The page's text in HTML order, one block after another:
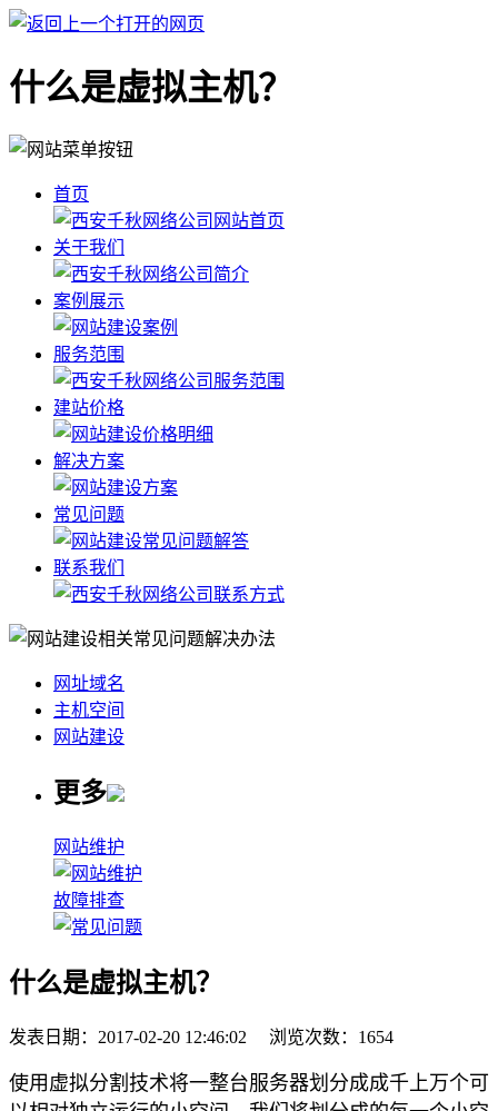
什么是虚拟主机？
首页
关于我们
案例展示
服务范围
建站价格
解决方案
常见问题
联系我们
网址域名
主机空间
网站建设
更多
网站维护
故障排查
什么是虚拟主机？
发表日期： 2017-02-20 12:46:02 浏览次数： 1654
使用虚拟分割技术将一整台服务器划分成成千上万个可